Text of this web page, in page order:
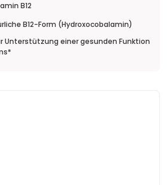
B12
B12-Form (Hydroxocobalamin)
Unterstützung einer gesunden Funktion